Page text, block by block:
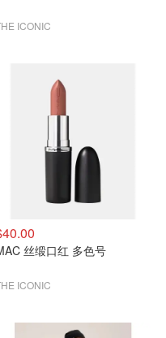
ICONIC
丝缎口红 多色号
ICONIC